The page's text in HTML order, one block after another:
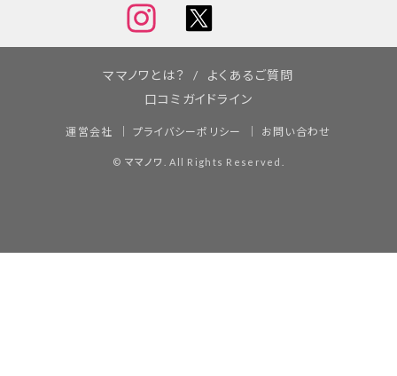
ママノワとは？
よくあるご質問
口コミガイドライン
運営会社 プライバシーポリシー お問い合わせ
© ママノワ . All Rights Reserved.